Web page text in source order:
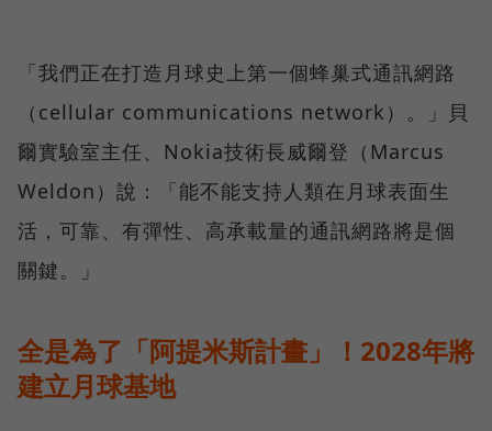
「我們正在打造月球史上第一個蜂巢式通訊網路
（cellular communications network）。」貝
爾實驗室主任、Nokia技術長威爾登（Marcus
Weldon）說：「能不能支持人類在月球表面生
活，可靠、有彈性、高承載量的通訊網路將是個
關鍵。」
全是為了「阿提米斯計畫」！2028年將
建立月球基地